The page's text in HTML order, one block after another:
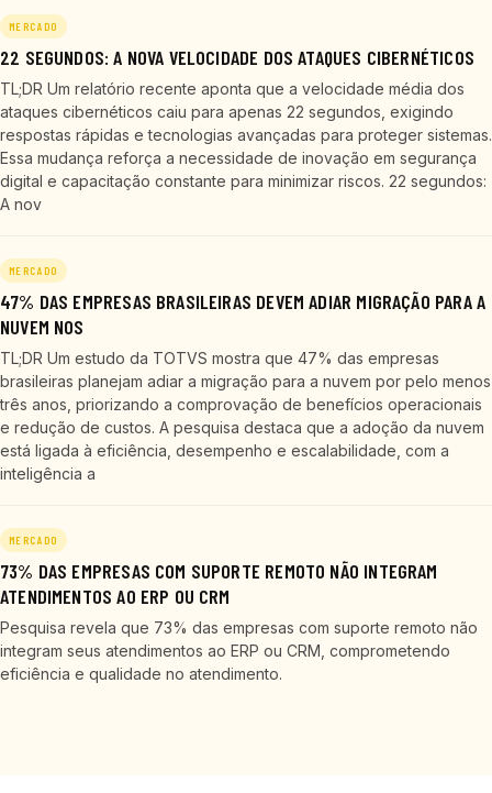
MERCADO
22 SEGUNDOS: A NOVA VELOCIDADE DOS ATAQUES CIBERNÉTICOS
TL;DR Um relatório recente aponta que a velocidade média dos
ataques cibernéticos caiu para apenas 22 segundos, exigindo
respostas rápidas e tecnologias avançadas para proteger sistemas.
Essa mudança reforça a necessidade de inovação em segurança
digital e capacitação constante para minimizar riscos. 22 segundos:
A nov
MERCADO
47% DAS EMPRESAS BRASILEIRAS DEVEM ADIAR MIGRAÇÃO PARA A
NUVEM NOS
TL;DR Um estudo da TOTVS mostra que 47% das empresas
brasileiras planejam adiar a migração para a nuvem por pelo menos
três anos, priorizando a comprovação de benefícios operacionais
e redução de custos. A pesquisa destaca que a adoção da nuvem
está ligada à eficiência, desempenho e escalabilidade, com a
inteligência a
MERCADO
73% DAS EMPRESAS COM SUPORTE REMOTO NÃO INTEGRAM
ATENDIMENTOS AO ERP OU CRM
Pesquisa revela que 73% das empresas com suporte remoto não
integram seus atendimentos ao ERP ou CRM, comprometendo
eficiência e qualidade no atendimento.